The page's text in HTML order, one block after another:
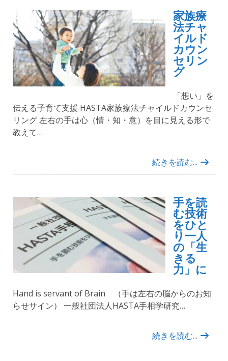
家族療
法チャ
イルド
カウン
セリン
グ
「想い」を
伝える子育て支援 HASTA家族療法チャイルドカウンセ
リング 左右の手は心（情・知・意）を目に見える形で
教えて…
続きを読む...
手を読
む技術
をひと
り一人
の「生
きる
力」に
Hand is servant of Brain （手は左右の脳からのお知
らせサイン） 一般社団法人HASTA手相学研究…
続きを読む...